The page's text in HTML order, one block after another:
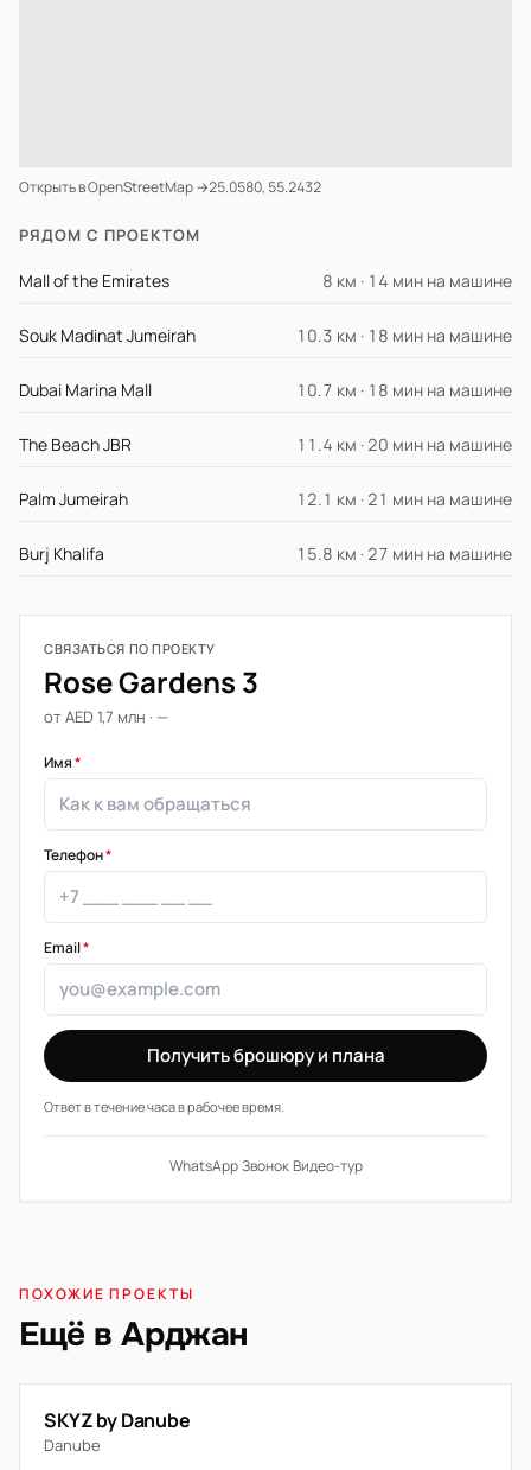
Открыть в OpenStreetMap →25.0580, 55.2432
РЯДОМ С ПРОЕКТОМ
Mall of the Emirates 8 км · 14 мин на машине
Souk Madinat Jumeirah 10.3 км · 18 мин на машине
Dubai Marina Mall 10.7 км · 18 мин на машине
The Beach JBR 11.4 км · 20 мин на машине
Palm Jumeirah 12.1 км · 21 мин на машине
Burj Khalifa 15.8 км · 27 мин на машине
СВЯЗАТЬСЯ ПО ПРОЕКТУ
Rose Gardens 3
от AED 1,7 млн · —
Имя*
Телефон*
Email*
Получить брошюру и плана
Ответ в течение часа в рабочее время.
WhatsApp·Звонок·Видео-тур
ПОХОЖИЕ ПРОЕКТЫ
Ещё в Арджан
SKYZ by Danube
Danube